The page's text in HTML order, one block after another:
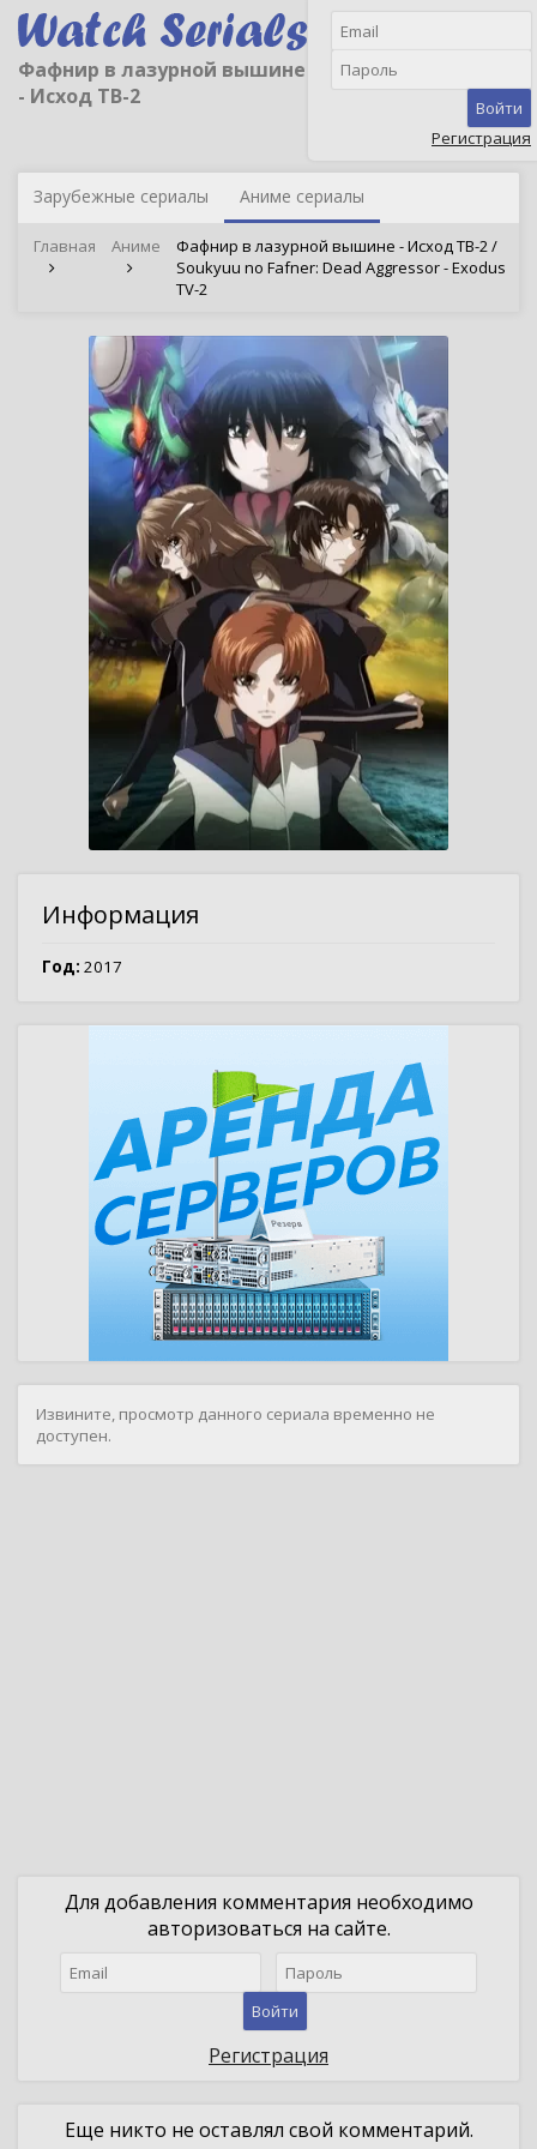
Фафнир в лазурной вышине
- Исход ТВ-2
Войти
Регистрация
Зарубежные сериалы Аниме сериалы
Главная Аниме
Фафнир в лазурной вышине - Исход ТВ-2 /
Soukyuu no Fafner: Dead Aggressor - Exodus
TV-2
Информация
Год: 2017
Извините, просмотр данного сериала временно не
доступен.
Для добавления комментария необходимо
авторизоваться на сайте.
Войти
Регистрация
Еще никто не оставлял свой комментарий.